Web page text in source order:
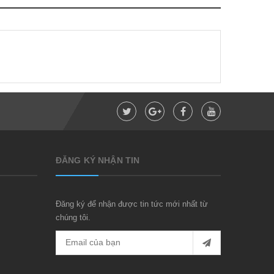
ĐĂNG KÝ NHẬN TIN
Đăng ký để nhận được tin tức mới nhất từ
chúng tôi.